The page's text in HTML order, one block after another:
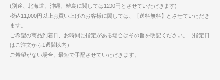
(別途、北海道、沖縄、離島に関しては1200円とさせていただきます)
税込11,000円以上お買い上げのお客様に関しては、【送料無料】とさせていただき
ます。
ご希望の商品到着日、お時間に指定がある場合はその旨を明記ください。（指定日
はご注文から1週間以内）
ご希望がない場合、最短で手配させていただきます。